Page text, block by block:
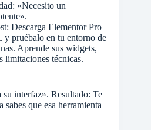
«Necesito un
Descarga Elementor Pro
y pruébalo en tu entorno de
Aprende sus widgets,
limitaciones técnicas.
interfaz». Resultado: Te
que esa herramienta